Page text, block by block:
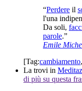
“Perdere il
l'una
Da soli,
parole.”
Emile
[Tag:cambiamento,
La trovi in
di più su questa